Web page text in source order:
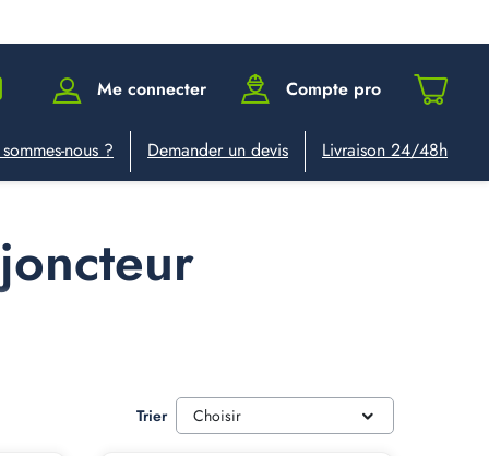
Me connecter Compte pro
nous ? Demander un devis Livraison 24/48h
Trier Choisir